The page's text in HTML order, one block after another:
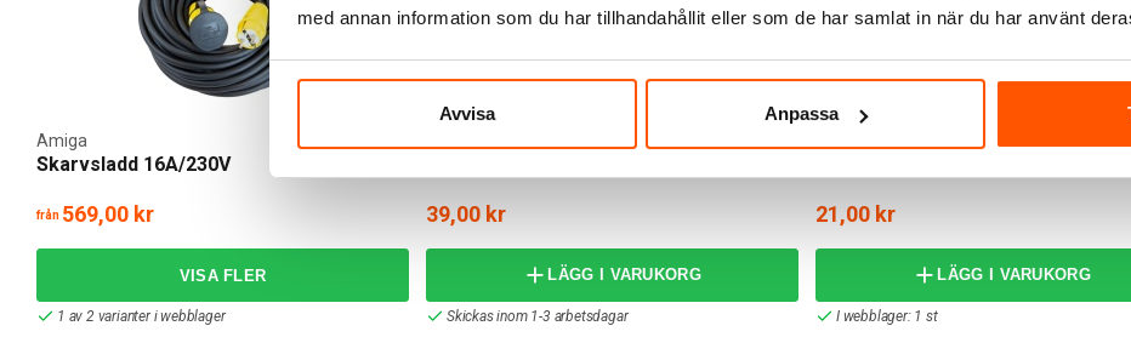
med annan information som du har tillhandahållit eller som de har samlat in när du har använt
Avvisa Anpassa
Skarvsladd 16A/230V
Amiga
från 569,00 kr
1 av 2 varianter i webblager
39,00 kr
LÄGG I VARUKORG
Skickas inom 1-3 arbetsdagar
21,00 kr
LÄGG I VARUKORG
I webblager: 1 st